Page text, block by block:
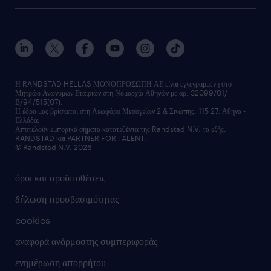
εκπαίδευση εργαζομένων
υπηρεσίες inhouse
υπηρεσίες redeployment
workforce insights
επικοινώνησε μαζί μας
τα γραφεία μας
δελτία τύπου
οικονομικά στοιχεία
επικοινώνησε μαζί μας
όροι και προϋποθέσεις
δήλωση προσβασιμότητας
cookies
αναφορά ανάρμοστης συμπεριφοράς
ενημέρωση απορρήτου
Η RANDSTAD HELLAS ΜΟΝΟΠΡΟΣΩΠΗ ΑΕ είναι εγγεγραμμένη στο
Μητρώο Ανωνύμων Εταιριών στη Νομαρχία Αθηνών με αρ. 32099/01/
Β/94/515(07).
Η έδρα μας βρίσκεται στη Λεωφόρο Μεσογείων 2 & Σινώπης, 115 27, Αθήνα -
Ελλάδα.
Αποτελούν εμπορικά σήματα κατατεθέντα της Randstad N.V. τα εξής:
RANDSTAD και PARTNER FOR TALENT.
© Randstad N.V. 2026